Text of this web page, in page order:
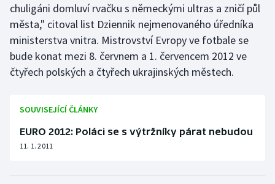
Olympijské hry
Parasport
Plavání
Plážový volejbal
Ragby
chuligáni domluví rvačku s německými ultras a zničí půl
města," citoval list Dziennik nejmenovaného úředníka
ministerstva vnitra. Mistrovství Evropy ve fotbale se
bude konat mezi 8. červnem a 1. červencem 2012 ve
čtyřech polských a čtyřech ukrajinských městech.
SOUVISEJÍCÍ ČLÁNKY
EURO 2012: Poláci se s výtržníky párat nebudou
11. 1. 2011